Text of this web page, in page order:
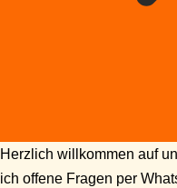
Herzlich willkommen auf
ich offene Fragen per